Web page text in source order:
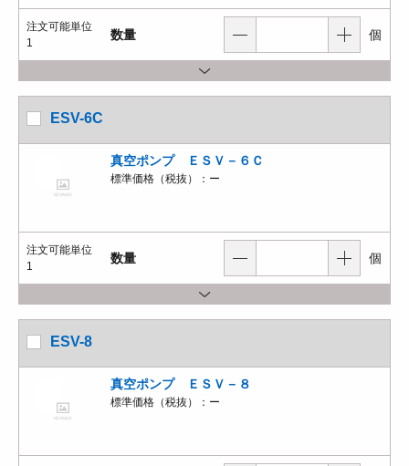
注文可能単位
1
数量 個
ESV-6C
真空ポンプ ＥＳＶ－６Ｃ
標準価格（税抜）： ー
注文可能単位
1
数量 個
ESV-8
真空ポンプ ＥＳＶ－８
標準価格（税抜）： ー